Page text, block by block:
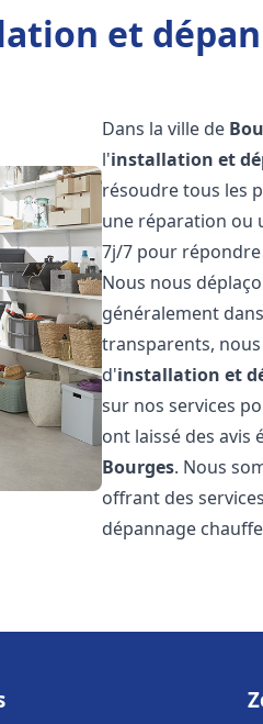
et
Dans la ville de
l'installation et
résoudre tous les
une réparation ou
7j/7 pour répondre
Nous nous
généralement
transparents,
d'installation et
sur nos services
ont laissé des avis
Bourges. Nous
offrant des
dépannage